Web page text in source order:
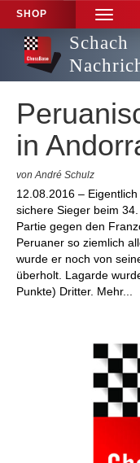
SHOP
TOGGLE
Schach
in
von André Schulz
12.08.2016 –
sichere Sieger beim
Partie gegen den
Peruaner so ziemlich
wurde er noch von
überholt. Lagarde
Punkte) Dritter. Mehr...